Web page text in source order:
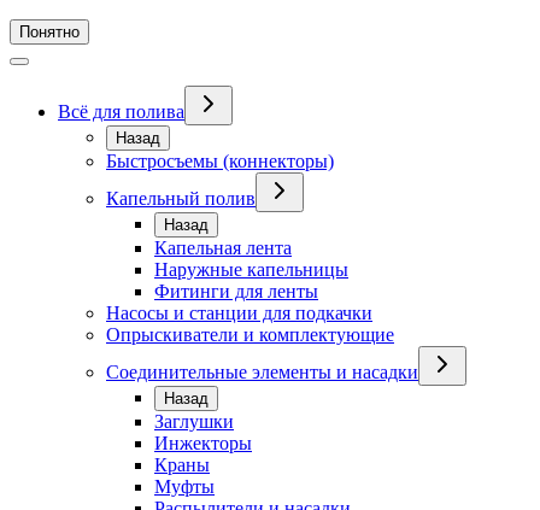
Понятно
Всё для полива
Назад
Быстросъемы (коннекторы)
Капельный полив
Назад
Капельная лента
Наружные капельницы
Фитинги для ленты
Насосы и станции для подкачки
Опрыскиватели и комплектующие
Соединительные элементы и насадки
Назад
Заглушки
Инжекторы
Краны
Муфты